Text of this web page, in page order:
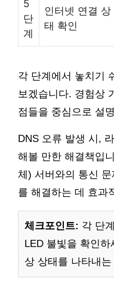
5
단
계
인터넷 연결 상
태 확인
각 단계에서 놓치기
보겠습니다. 경험상
점들을 중심으로 설
DNS 오류 발생 시,
해볼 만한 해결책입
체) 서버와의 통신
를 해결하는 데 효과
체크포인트: 각 단
LED 불빛을 확인
상 상태를 나타내